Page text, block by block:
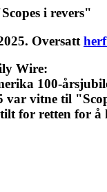
i revers"
Oversatt
Wire:
100-
var vitne til
for retten for